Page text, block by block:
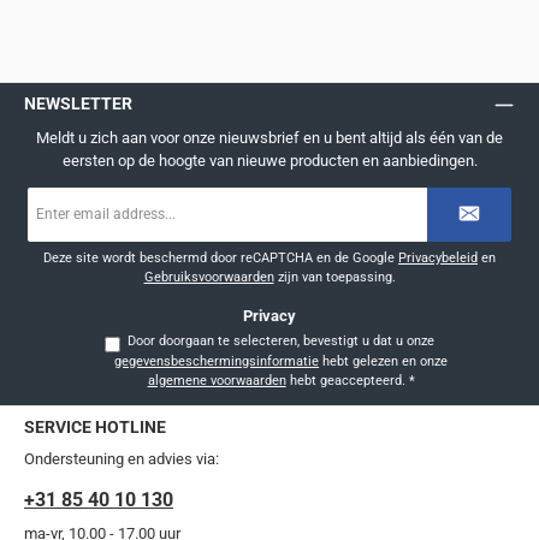
NEWSLETTER
Meldt u zich aan voor onze nieuwsbrief en u bent altijd als één van de
eersten op de hoogte van nieuwe producten en aanbiedingen.
mailadres
Deze site wordt beschermd door reCAPTCHA en de Google Privacybeleid en
Gebruiksvoorwaardenzijn van toepassing.
Privacy
Door doorgaan te selecteren, bevestigt u dat u onze
gegevensbeschermingsinformatie
algemene voorwaardenhebt geaccepteerd. *
SERVICE HOTLINE
Ondersteuning en advies via:
+31 85 40 10 130
ma-vr, 10.00 - 17.00 uur